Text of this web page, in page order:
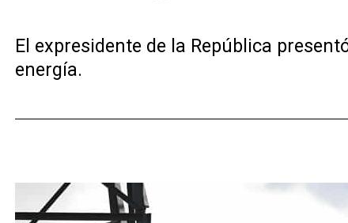
El expresidente de la República
energía.